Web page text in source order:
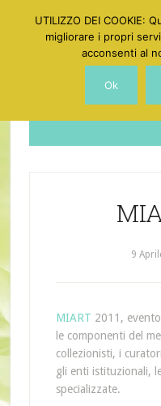
9
MIART 2011,
le componenti del
collezionisti, i
gli enti istituzionali,
specializzate.
UTILIZZO DEI COOKIE:
migliorare i propri
acconsenti al
Ok